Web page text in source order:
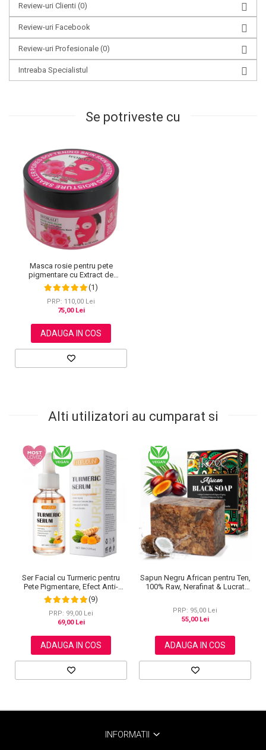
Review-uri Clienti (0)
Review-uri Facebook
Review-uri Profesionale (0)
Intreaba Specialistul
Se potriveste cu
Masca rosie pentru pete
pigmentare cu Extract de
Trandafiri si Minerale, Efect de
micsorarea porilor si Efect anti-
rid, Wokali, 300 g
(1)
PRP: 110,00 Lei
75,00 Lei
ADAUGA IN COS
Alti utilizatori au cumparat si
Ser Facial cu Turmeric pentru
Pete Pigmentare, Efect Anti-
Imbatranire SEFUDUN, 30 ml
(9)
PRP: 99,00 Lei
69,00 Lei
ADAUGA IN COS
Sapun Negru African pentru Ten,
100% Raw, Nerafinat & Lucrat
PRP: 95,00 Lei
55,00 Lei
ADAUGA IN COS
INFORMATII